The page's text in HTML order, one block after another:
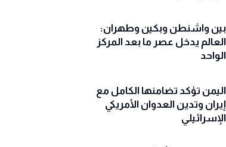
بين واشنطن وبكين وطهران:
العالم يدخل عصر ما بعد المركز
الواحد
اليمن تؤكد تضامنها الكامل مع
إيران وتدين العدوان الأمريكي
الإسرائيلي